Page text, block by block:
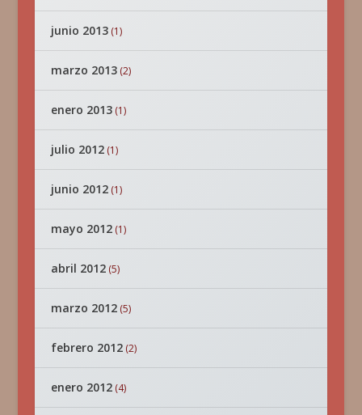
junio 2013(1)
marzo 2013(2)
enero 2013(1)
julio 2012(1)
junio 2012(1)
mayo 2012(1)
abril 2012(5)
marzo 2012(5)
febrero 2012(2)
enero 2012(4)